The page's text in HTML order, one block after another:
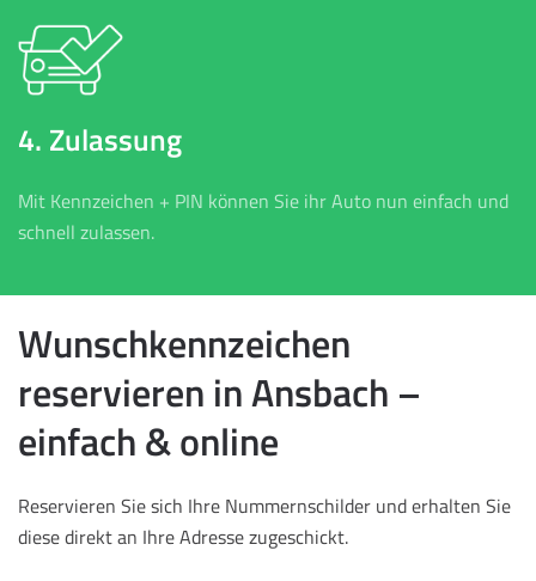
4. Zulassung
Mit Kennzeichen + PIN können Sie ihr Auto nun einfach und
schnell zulassen.
Wunschkennzeichen
reservieren in Ansbach –
einfach & online
Reservieren Sie sich Ihre Nummernschilder und erhalten Sie
diese direkt an Ihre Adresse zugeschickt.